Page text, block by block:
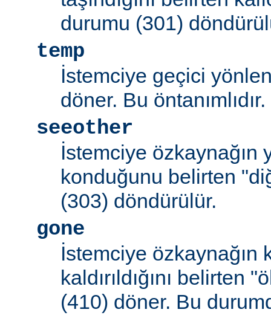
durumu (301)
temp
İstemciye geçici
döner. Bu öntanımlıdır.
seeother
İstemciye özkaynağın
konduğunu belirten
(303) döndürülür.
gone
İstemciye özkaynağın
kaldırıldığını belirten
(410) döner. Bu